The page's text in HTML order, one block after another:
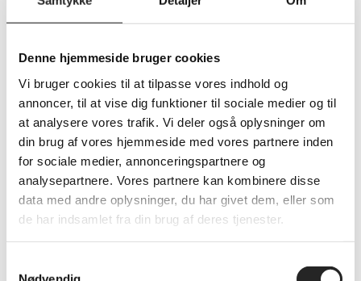
Denne hjemmeside bruger cookies
Vi bruger cookies til at tilpasse vores indhold og
annoncer, til at vise dig funktioner til sociale medier og til
at analysere vores trafik. Vi deler også oplysninger om
din brug af vores hjemmeside med vores partnere inden
for sociale medier, annonceringspartnere og
analysepartnere. Vores partnere kan kombinere disse
data med andre oplysninger, du har givet dem, eller som
de har indsamlet fra din brug af deres tjenester.
Sikker hjemmesejr i målorgie
Med en sikker sejr på 38-30 over Odder Håndbold hjemme i Lollands
klar til fest og gav den gas fra start. Og hvis mange mål = fest, ja så fik
tilskuerne præcis hvad de ønskede.
1. halvleg bød på et regulært målorgie, hvor vi intet problem havde med
at brodere os igennem Odder-forsvaret og få netmaskerne til at blafre.
kom lidt for nemt til målene.
18 ved pausen.